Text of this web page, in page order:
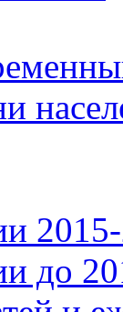
2015-
до